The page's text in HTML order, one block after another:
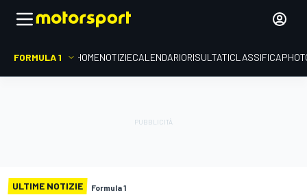
FORMULA 1 HOMENOTIZIECALENDARIORISULTATICLASSIFICA
ULTIME NOTIZIE Formula 1